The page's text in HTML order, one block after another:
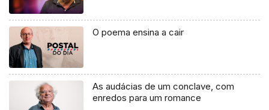
O poema ensina a cair
As audácias de um conclave, com
enredos para um romance